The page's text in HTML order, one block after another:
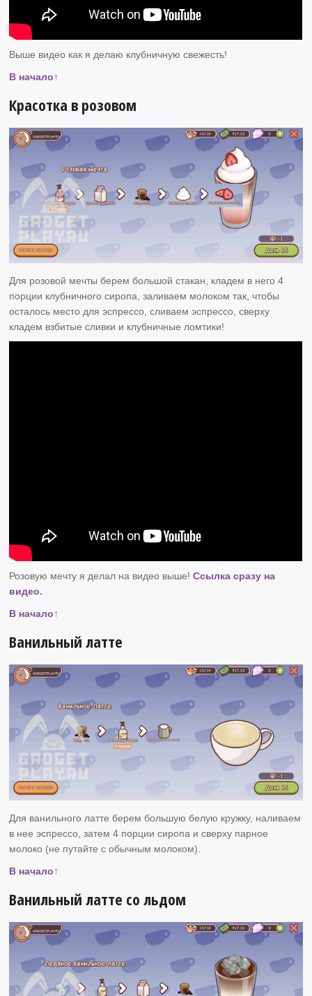
Выше видео как я делаю клубничную свежесть!
В начало↑
Красотка в розовом
Для розовой мечты берем большой стакан, кладем в него 4
порции клубничного сиропа, заливаем молоком так, чтобы
осталось место для эспрессо, сливаем эспрессо, сверху
кладем взбитые сливки и клубничные ломтики!
Розовую мечту я делал на видео выше!Ссылка сразу на
видео.
В начало↑
Ванильный латте
Для ванильного латте берем большую белую кружку, наливаем
в нее эспрессо, затем 4 порции сиропа и сверху парное
молоко (не путайте с обычным молоком).
В начало↑
Ванильный латте со льдом